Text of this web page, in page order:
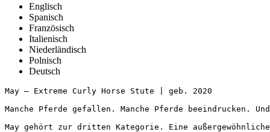
Englisch
Spanisch
Französisch
Italienisch
Niederländisch
Polnisch
Deutsch
May – Extreme Curly Horse Stute | geb. 2020
Manche Pferde gefallen. Manche Pferde beeindrucken.
May gehört zur dritten Kategorie. Eine